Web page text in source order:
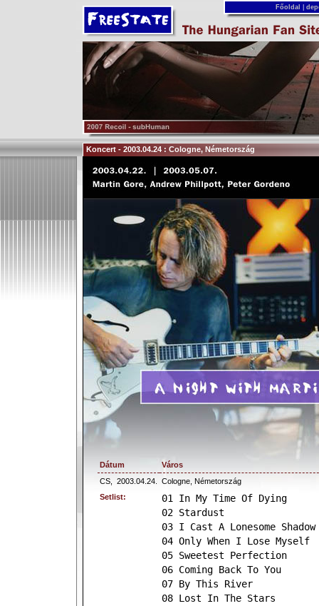
Főoldal
Koncert - 2003.04.24 : Cologne, Németország
Dátum
Város
CS,
2003.04.24.
Cologne, Németország
Setlist:
01 In My Time Of Dying
02 Stardust
03 I Cast A Lonesome Shadow
04 Only When I Lose Myself
05 Sweetest Perfection
06 Coming Back To You
07 By This River
08 Lost In The Stars